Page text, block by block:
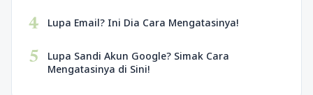
4 Lupa Email? Ini Dia Cara Mengatasinya!
5
Lupa Sandi Akun Google? Simak Cara
Mengatasinya di Sini!